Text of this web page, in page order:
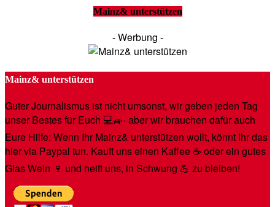
Mainz& unterstützen
- Werbung -
Mainz& unterstützen
Guter Journalismus ist nicht umsonst, wir geben jeden Tag
unser Bestes für Euch 💻🚙- aber wir brauchen dafür auch
Eure Hilfe: Wenn Ihr Mainz& unterstützen wollt, könnt Ihr das
hier via Paypal tun. Kauft uns einen Kaffee ☕️ oder ein gutes
Glas Wein 🍷 und helft uns, in Schwung 💪 zu bleiben!